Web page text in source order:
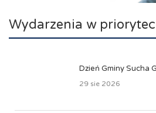
Wydarzenia w
Dzień Gminy Sucha
29 sie 2026